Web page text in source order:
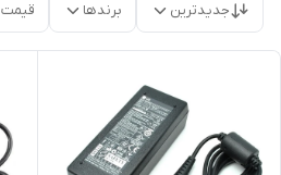
جدیدترین برندها قیمت